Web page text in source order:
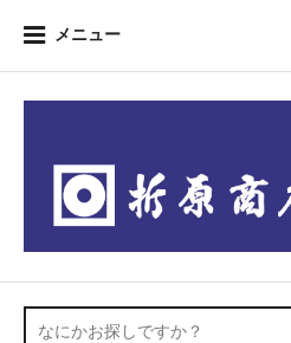
メニュー